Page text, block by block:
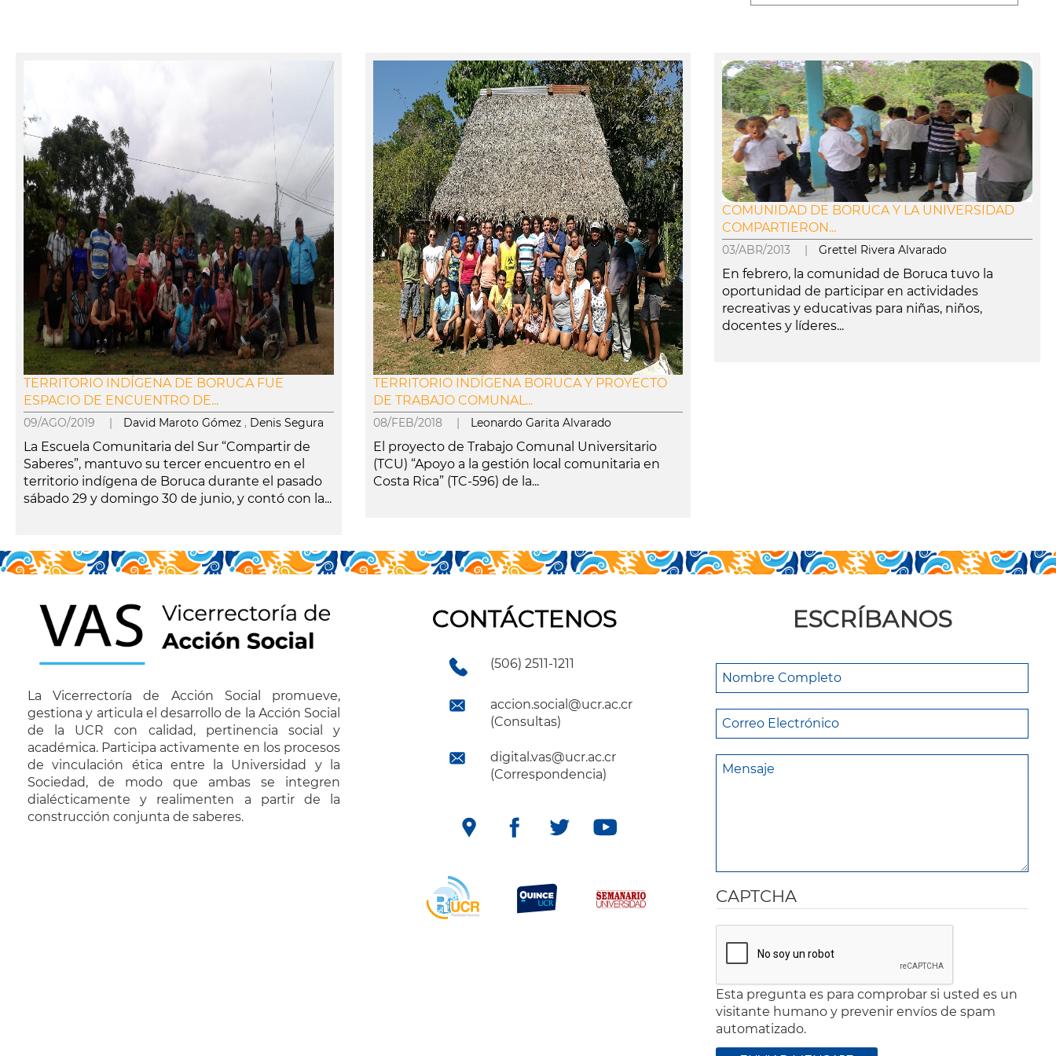
TERRITORIO INDÍGENA DE BORUCA FUE
ESPACIO DE ENCUENTRO DE...
09/AGO/2019 | David Maroto Gómez , Denis Segura
La Escuela Comunitaria del Sur “Compartir de
Saberes”, mantuvo su tercer encuentro en el
territorio indígena de Boruca durante el pasado
sábado 29 y domingo 30 de junio, y contó con la...
TERRITORIO INDÍGENA BORUCA Y PROYECTO
DE TRABAJO COMUNAL...
08/FEB/2018 | Leonardo Garita Alvarado
El proyecto de Trabajo Comunal Universitario
(TCU) “Apoyo a la gestión local comunitaria en
Costa Rica” (TC-596) de la...
COMUNIDAD DE BORUCA Y LA UNIVERSIDAD
COMPARTIERON...
03/ABR/2013 |Grettel Rivera Alvarado
En febrero, la comunidad de Boruca tuvo la
oportunidad de participar en actividades
recreativas y educativas para niñas, niños,
docentes y líderes...
La Vicerrectoría de Acción Social promueve,
gestiona y articula el desarrollo de la Acción Social
de la UCR con calidad, pertinencia social y
académica. Participa activamente en los procesos
de vinculación ética entre la Universidad y la
Sociedad, de modo que ambas se integren
dialécticamente y realimenten a partir de la
construcción conjunta de saberes.
CONTÁCTENOS
(506) 2511-1211
accion.social@ucr.ac.cr
(Consultas)
digital.vas@ucr.ac.cr
(Correspondencia)
ESCRÍBANOS
CAPTCHA
Esta pregunta es para comprobar si usted es un
visitante humano y prevenir envíos de spam
automatizado.